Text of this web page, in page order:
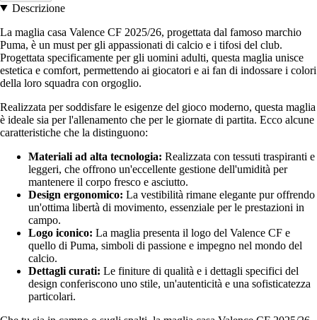
Descrizione
La maglia casa Valence CF 2025/26, progettata dal famoso marchio
Puma, è un must per gli appassionati di calcio e i tifosi del club.
Progettata specificamente per gli uomini adulti, questa maglia unisce
estetica e comfort, permettendo ai giocatori e ai fan di indossare i colori
della loro squadra con orgoglio.
Realizzata per soddisfare le esigenze del gioco moderno, questa maglia
è ideale sia per l'allenamento che per le giornate di partita. Ecco alcune
caratteristiche che la distinguono:
Materiali ad alta tecnologia: Realizzata con tessuti traspiranti e
leggeri, che offrono un'eccellente gestione dell'umidità per
mantenere il corpo fresco e asciutto.
Design ergonomico: La vestibilità rimane elegante pur offrendo
un'ottima libertà di movimento, essenziale per le prestazioni in
campo.
Logo iconico: La maglia presenta il logo del Valence CF e
quello di Puma, simboli di passione e impegno nel mondo del
calcio.
Dettagli curati: Le finiture di qualità e i dettagli specifici del
design conferiscono uno stile, un'autenticità e una sofisticatezza
particolari.